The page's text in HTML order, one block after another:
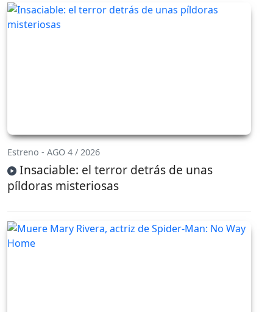
Estreno - AGO 4 / 2026
Insaciable: el terror detrás de unas
píldoras misteriosas